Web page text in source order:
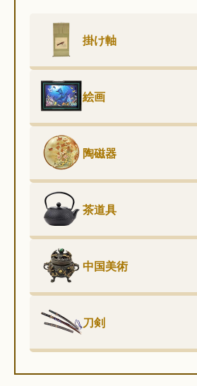
掛け軸
絵画
陶磁器
茶道具
中国美術
刀剣